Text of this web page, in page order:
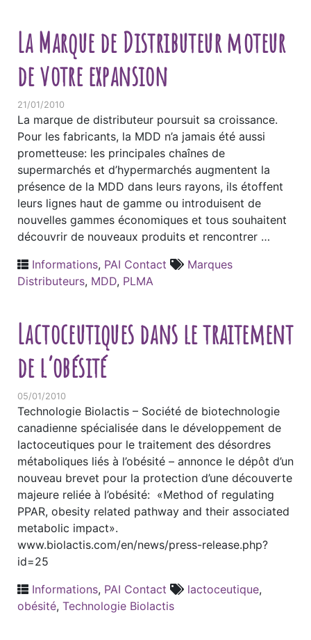
La Marque de Distributeur moteur
de votre expansion
21/01/2010
La marque de distributeur poursuit sa croissance.
Pour les fabricants, la MDD n’a jamais été aussi
prometteuse: les principales chaînes de
supermarchés et d’hypermarchés augmentent la
présence de la MDD dans leurs rayons, ils étoffent
leurs lignes haut de gamme ou introduisent de
nouvelles gammes économiques et tous souhaitent
découvrir de nouveaux produits et rencontrer …
Informations, PAI Contact
Marques
Distributeurs, MDD, PLMA
Lactoceutiques dans le traitement
de l’obésité
05/01/2010
Technologie Biolactis – Société de biotechnologie
canadienne spécialisée dans le développement de
lactoceutiques pour le traitement des désordres
métaboliques liés à l’obésité – annonce le dépôt d’un
nouveau brevet pour la protection d’une découverte
majeure reliée à l’obésité: «Method of regulating
PPAR, obesity related pathway and their associated
metabolic impact».
www.biolactis.com/en/news/press-release.php?
id=25
Informations, PAI Contact lactoceutique,
obésité, Technologie Biolactis